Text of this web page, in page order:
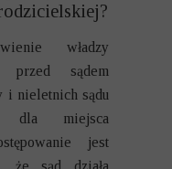
władzy
przed sądem
i nieletnich sądu
dla miejsca
jest
że sąd działa